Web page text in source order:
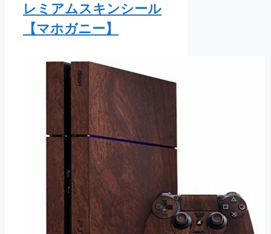
レミアムスキンシール
【マホガニー】